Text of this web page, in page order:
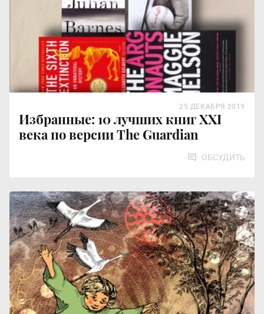
Избранные: 10 лучших книг XXI
века по версии The Guardian
25 ДЕКАБРЯ 2019
ОБСУДИТЬ